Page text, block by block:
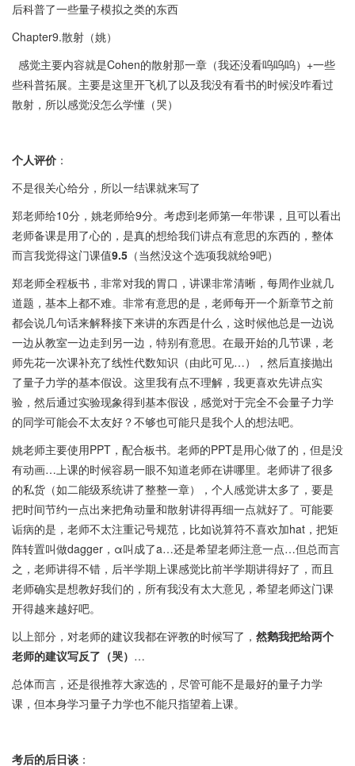
后科普了一些量子模拟之类的东西
Chapter9.散射（姚）
感觉主要内容就是Cohen的散射那一章（我还没看呜呜呜）+一些
些科普拓展。主要是这里开飞机了以及我没有看书的时候没咋看过
散射，所以感觉没怎么学懂（哭）
个人评价 ：
不是很关心给分，所以一结课就来写了
郑老师给10分，姚老师给9分。考虑到老师第一年带课，且可以看出
老师备课是用了心的，是真的想给我们讲点有意思的东西的，整体
而言我觉得这门课值9.5 （当然没这个选项我就给9吧）
郑老师全程板书，非常对我的胃口，讲课非常清晰，每周作业就几
道题，基本上都不难。非常有意思的是，老师每开一个新章节之前
都会说几句话来解释接下来讲的东西是什么，这时候他总是一边说
一边从教室一边走到另一边，特别有意思。在最开始的几节课，老
师先花一次课补充了线性代数知识（由此可见…），然后直接抛出
了量子力学的基本假设。这里我有点不理解，我更喜欢先讲点实
验，然后通过实验现象得到基本假设，感觉对于完全不会量子力学
的同学可能会不太友好？不够也可能只是我个人的想法吧。
姚老师主要使用PPT，配合板书。老师的PPT是用心做了的，但是没
有动画…上课的时候容易一眼不知道老师在讲哪里。老师讲了很多
的私货（如二能级系统讲了整整一章），个人感觉讲太多了，要是
把时间节约一点出来把角动量和散射讲得再细一点就好了。可能要
诟病的是，老师不太注重记号规范，比如说算符不喜欢加hat，把矩
阵转置叫做dagger，α叫成了a…还是希望老师注意一点…但总而言
之，老师讲得不错，后半学期上课感觉比前半学期讲得好了，而且
老师确实是想教好我们的，所有我没有太大意见，希望老师这门课
开得越来越好吧。
以上部分，对老师的建议我都在评教的时候写了， 然鹅我把给两个
老师的建议写反了（哭） …
总体而言，还是很推荐大家选的，尽管可能不是最好的量子力学
课，但本身学习量子力学也不能只指望着上课。
考后的后日谈 ：